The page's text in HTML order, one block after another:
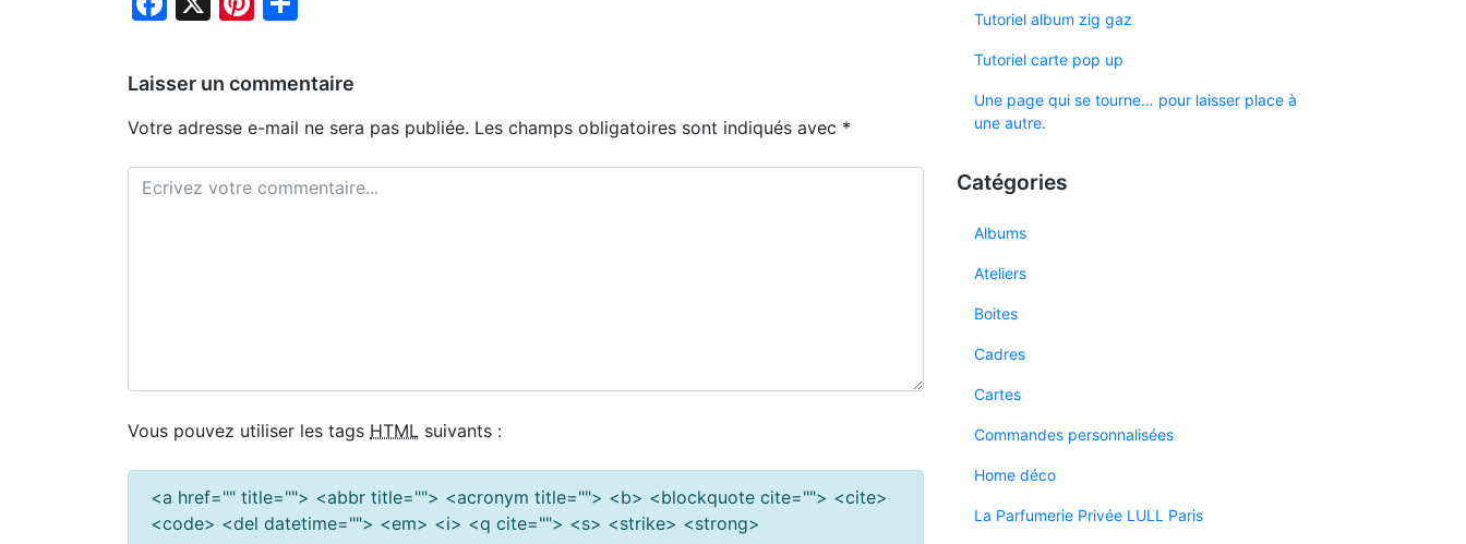
Laisser un commentaire
Votre adresse e-mail ne sera pas publiée. Les champs obligatoires sont indiqués avec *
Vous pouvez utiliser les tags HTML suivants :
<a href="" title=""> <abbr title=""> <acronym title=""> <b> <blockquote cite=""> <cite>
<code> <del datetime=""> <em> <i> <q cite=""> <s> <strike> <strong>
Tutoriel album zig gaz
Tutoriel carte pop up
Une page qui se tourne… pour laisser place à
une autre.
Catégories
Albums
Ateliers
Boites
Cadres
Cartes
Commandes personnalisées
Home déco
La Parfumerie Privée LULL Paris